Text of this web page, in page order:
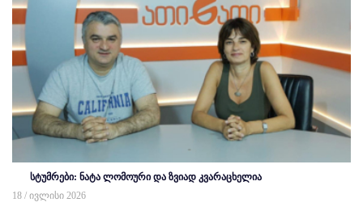
სტუმრები: ნატა ლომოური და ზვიად კვარაცხელია
18 / ივლისი 2026